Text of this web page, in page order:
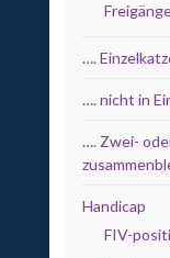
….
…. nicht in
…. Zwei-
Handicap
FIV-